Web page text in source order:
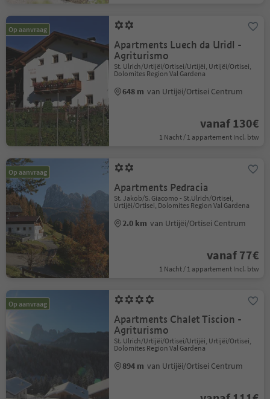
Op aanvraag
Apartments Luech da Uridl -
Agriturismo
St. Ulrich/Urtijëi/Ortisei/Urtijëi, Urtijëi/Ortisei,
Dolomites Region Val Gardena
648 m van Urtijëi/Ortisei Centrum
vanaf 130€
1 Nacht / 1 appartement Incl. btw
Op aanvraag
Apartments Pedracia
St. Jakob/S. Giacomo - St.Ulrich/Ortisei,
Urtijëi/Ortisei, Dolomites Region Val Gardena
2.0 km van Urtijëi/Ortisei Centrum
vanaf 77€
1 Nacht / 1 appartement Incl. btw
Op aanvraag
Apartments Chalet Tiscion -
Agriturismo
St. Ulrich/Urtijëi/Ortisei/Urtijëi, Urtijëi/Ortisei,
Dolomites Region Val Gardena
894 m van Urtijëi/Ortisei Centrum